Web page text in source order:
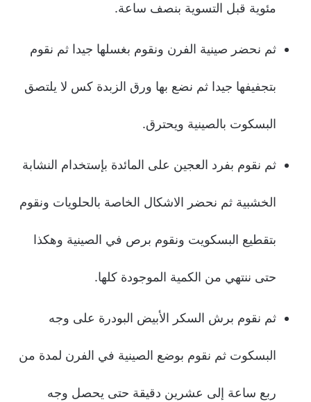
مئوية قبل التسوية بنصف ساعة.
ثم نحضر صينية الفرن ونقوم بغسلها جيدا ثم نقوم
بتجفيفها جيدا ثم نضع بها ورق الزبدة كس لا يلتصق
البسكوت بالصينية ويحترق.
ثم نقوم بفرد العجين على المائدة بإستخدام النشابة
الخشبية ثم نحضر الاشكال الخاصة بالحلويات ونقوم
بتقطيع البسكويت ونقوم برص في الصينية وهكذا
حتى ننتهي من الكمية الموجودة كلها.
ثم نقوم برش السكر الأبيض البودرة على وجه
البسكوت ثم نقوم بوضع الصينية في الفرن لمدة من
ربع ساعة إلى عشرين دقيقة حتى يحصل وجه